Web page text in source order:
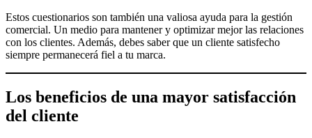
Estos cuestionarios son también una valiosa ayuda para la gestión
comercial. Un medio para mantener y optimizar mejor las relaciones
con los clientes. Además, debes saber que un cliente satisfecho
siempre permanecerá fiel a tu marca.
Los beneficios de una mayor satisfacción
del cliente